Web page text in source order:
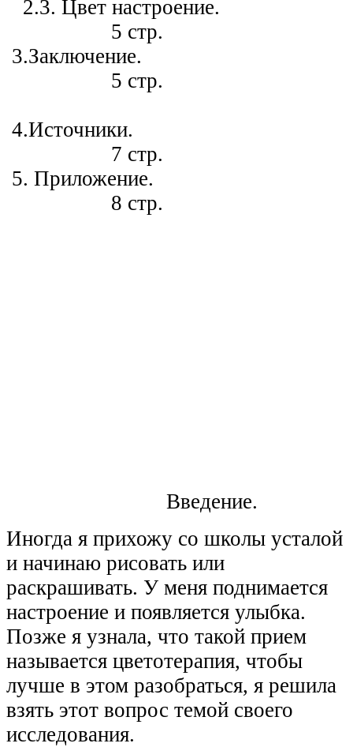
2.3. Цвет настроение.
5 стр.
3.Заключение.
5 стр.
4.Источники.
7 стр.
5. Приложение.
8 стр.
Введение.
Иногда я прихожу со школы усталой
и начинаю рисовать или
раскрашивать. У меня поднимается
настроение и появляется улыбка.
Позже я узнала, что такой прием
называется цветотерапия, чтобы
лучше в этом разобраться, я решила
взять этот вопрос темой своего
исследования.